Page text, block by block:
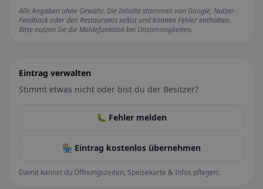
Alle Angaben ohne Gewähr. Die Inhalte stammen von Google, Nutzer-
Feedback oder den Restaurants selbst und können Fehler enthalten.
Bitte nutzen Sie die Meldefunktion bei Unstimmigkeiten.
Eintrag verwalten
Stimmt etwas nicht oder bist du der Besitzer?
🐛 Fehler melden
🏪 Eintrag kostenlos übernehmen
Damit kannst du Öffnungszeiten, Speisekarte & Infos pflegen.